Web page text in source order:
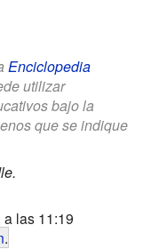
Enciclopedia
utilizar
bajo la
que se indique
las 11:19
.